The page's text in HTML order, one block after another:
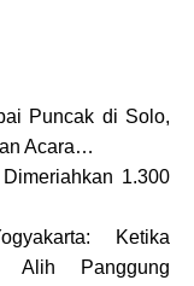
Puncak di Solo,
Acara…
1.300
Ketika
Alih Panggung